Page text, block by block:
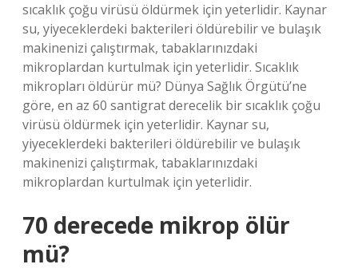
sıcaklık çoğu virüsü öldürmek için yeterlidir. Kaynar
su, yiyeceklerdeki bakterileri öldürebilir ve bulaşık
makinenizi çalıştırmak, tabaklarınızdaki
mikroplardan kurtulmak için yeterlidir. Sıcaklık
mikropları öldürür mü? Dünya Sağlık Örgütü’ne
göre, en az 60 santigrat derecelik bir sıcaklık çoğu
virüsü öldürmek için yeterlidir. Kaynar su,
yiyeceklerdeki bakterileri öldürebilir ve bulaşık
makinenizi çalıştırmak, tabaklarınızdaki
mikroplardan kurtulmak için yeterlidir.
70 derecede mikrop ölür
mü?